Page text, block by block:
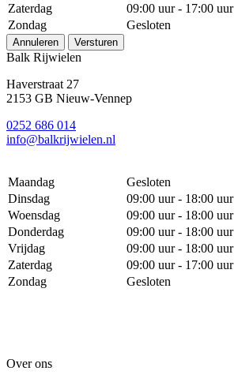
Zaterdag
09:00 uur - 17:00 uur
Zondag
Gesloten
Annuleren Versturen
Balk Rijwielen
Haverstraat 27
2153 GB Nieuw-Vennep
0252 686 014
info@balkrijwielen.nl
Maandag
Gesloten
Dinsdag
09:00 uur - 18:00 uur
Woensdag
09:00 uur - 18:00 uur
Donderdag
09:00 uur - 18:00 uur
Vrijdag
09:00 uur - 18:00 uur
Zaterdag
09:00 uur - 17:00 uur
Zondag
Gesloten
Over ons